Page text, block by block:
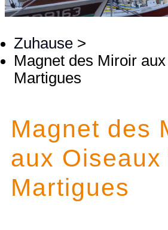
Zuhause >
Magnet des Miroir
Martigues
Magnet des
aux Oiseaux
Martigues